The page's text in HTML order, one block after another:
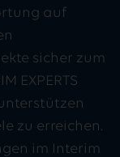
auf
sicher zum
EXPERTS
zu erreichen.
im Interim